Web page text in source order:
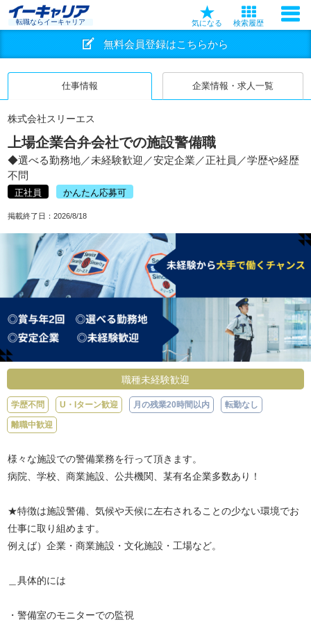
転職ならイーキャリア 気になる 検索履歴
無料会員登録はこちらから
仕事情報 企業情報・求人一覧
株式会社スリーエス
上場企業合弁会社での施設警備職
◆選べる勤務地／未経験歓迎／安定企業／正社員／学歴や経歴
不問
正社員 かんたん応募可
掲載終了日： 2026/8/18
職種未経験歓迎
学歴不問 U・Iターン歓迎 月の残業20時間以内 転勤なし
離職中歓迎
様々な施設での警備業務を行って頂きます。
病院、学校、商業施設、公共機関、某有名企業多数あり！
★特徴は施設警備、気候や天候に左右されることの少ない環境でお
仕事に取り組めます。
例えば）企業・商業施設・文化施設・工場など。
＿具体的には
・警備室のモニターでの監視